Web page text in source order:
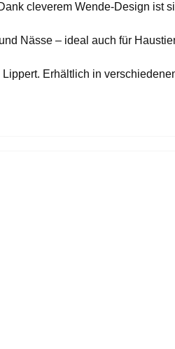
cleverem Wende-Design ist
Nässe – ideal auch für
Erhältlich in